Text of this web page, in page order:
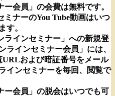
会員」の会費は無料です。
ミナーのYou Tube動画はいつ
す。
ラインセミナー」への新規登
ラインセミナー会員」には、
URLおよび暗証番号をメール
インセミナーを毎回、閲覧で
ー会員」の脱会はいつでも可